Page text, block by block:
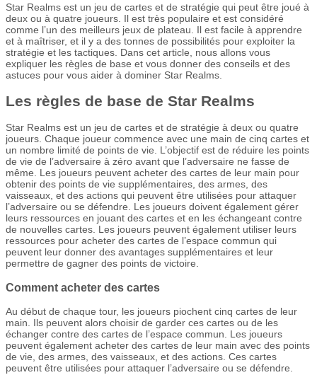
Star Realms est un jeu de cartes et de stratégie qui peut être joué à
deux ou à quatre joueurs. Il est très populaire et est considéré
comme l’un des meilleurs jeux de plateau. Il est facile à apprendre
et à maîtriser, et il y a des tonnes de possibilités pour exploiter la
stratégie et les tactiques. Dans cet article, nous allons vous
expliquer les règles de base et vous donner des conseils et des
astuces pour vous aider à dominer Star Realms.
Les règles de base de Star Realms
Star Realms est un jeu de cartes et de stratégie à deux ou quatre
joueurs. Chaque joueur commence avec une main de cinq cartes et
un nombre limité de points de vie. L’objectif est de réduire les points
de vie de l’adversaire à zéro avant que l’adversaire ne fasse de
même. Les joueurs peuvent acheter des cartes de leur main pour
obtenir des points de vie supplémentaires, des armes, des
vaisseaux, et des actions qui peuvent être utilisées pour attaquer
l’adversaire ou se défendre. Les joueurs doivent également gérer
leurs ressources en jouant des cartes et en les échangeant contre
de nouvelles cartes. Les joueurs peuvent également utiliser leurs
ressources pour acheter des cartes de l’espace commun qui
peuvent leur donner des avantages supplémentaires et leur
permettre de gagner des points de victoire.
Comment acheter des cartes
Au début de chaque tour, les joueurs piochent cinq cartes de leur
main. Ils peuvent alors choisir de garder ces cartes ou de les
échanger contre des cartes de l’espace commun. Les joueurs
peuvent également acheter des cartes de leur main avec des points
de vie, des armes, des vaisseaux, et des actions. Ces cartes
peuvent être utilisées pour attaquer l’adversaire ou se défendre.